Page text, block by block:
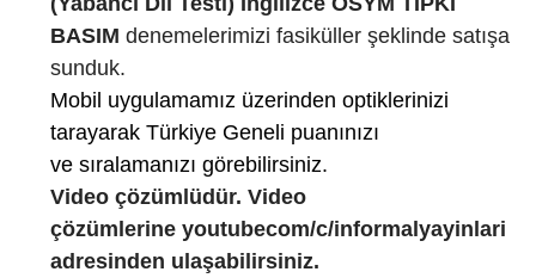
BASIM denemelerimizi fasiküller şeklinde satışa
sunduk.
Mobil uygulamamız üzerinden optiklerinizi
tarayarak Türkiye Geneli puanınızı
ve sıralamanızı görebilirsiniz.
Video çözümlüdür. Video
çözümlerine youtubecom/c/informalyayinlari
adresinden ulaşabilirsiniz.